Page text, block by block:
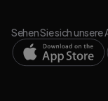
Sehen Sie sich unsere